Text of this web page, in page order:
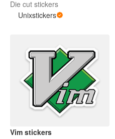
Die cut stickers
Unixstickers
Vim stickers